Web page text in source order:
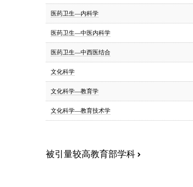
医药卫生—内科学
医药卫生—中医内科学
医药卫生—中西医结合
文化科学
文化科学—教育学
文化科学—教育技术学
被引量较高教育部学科